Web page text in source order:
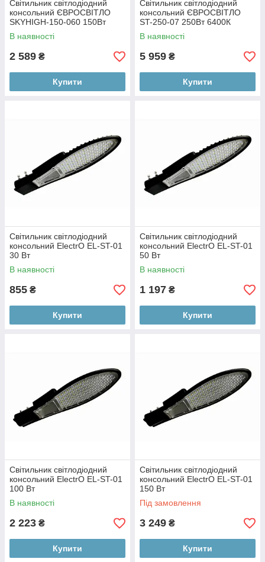
Світильник світлодіодний
консольний ЄВРОСВІТЛО
SKYHIGH-150-060 150Вт
6400К 13500Лм (000040648)
В наявності
2 589 ₴
Купити
Світильник світлодіодний
консольний ЄВРОСВІТЛО
ST-250-07 250Вт 6400К
22500Лм IP65 (000053648)
В наявності
5 959 ₴
Купити
Світильник світлодіодний
консольний ElectrO EL-ST-01
30 Вт
В наявності
855 ₴
Купити
Світильник світлодіодний
консольний ElectrO EL-ST-01
50 Вт
В наявності
1 197 ₴
Купити
Світильник світлодіодний
консольний ElectrO EL-ST-01
100 Вт
В наявності
2 223 ₴
Купити
Світильник світлодіодний
консольний ElectrO EL-ST-01
150 Вт
Під замовлення
3 249 ₴
Купити